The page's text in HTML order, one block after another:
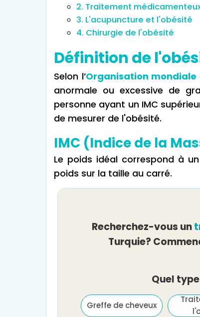
2. Traitement
3. L'acupuncture et l'obésité
4. Chirurgie de l'obésité
Définition de
Selon l’Organisation mondiale
anormale ou excessive de
personne ayant un IMC
de mesurer de l'obésité.
IMC (Indice de la
Le poids idéal correspond à
poids sur la taille au carré.
Recherchez-vous un
Turquie?
Quel
Greffe de cheveux